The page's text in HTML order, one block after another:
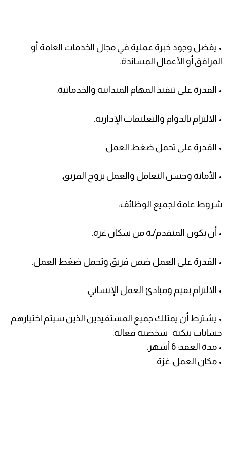
• يفضل وجود خبرة عملية في مجال الخدمات العامة أو
المرافق أو الأعمال المساندة.
• القدرة على تنفيذ المهام الميدانية والخدماتية.
• الالتزام بالدوام والتعليمات الإدارية.
• القدرة على تحمل ضغط العمل.
• الأمانة وحسن التعامل والعمل بروح الفريق.
شروط عامة لجميع الوظائف:
• أن يكون المتقدم/ـة من سكان غزة.
• القدرة على العمل ضمن فريق وتحمل ضغط العمل.
• الالتزام بقيم ومبادئ العمل الإنساني.
• يشترط أن يمتلك جميع المستفيدين الذين سيتم اختيارهم
حسابات بنكية شخصية فعالة.
• مدة العقد: 6 أشهر.
• مكان العمل: غزة.